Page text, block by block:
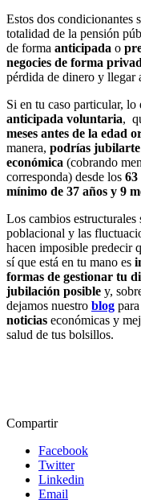
Estos dos condicionantes
totalidad de la pensión
de forma anticipada o
negocies de forma
pérdida de dinero y llegar
Si en tu caso particular, lo
anticipada voluntaria,
meses antes de la edad
manera, podrías jubilarte
económica (cobrando
corresponda) desde los 63
mínimo de 37 años y 9
Los cambios
poblacional y las
hacen imposible predecir
sí que está en tu mano es
formas de gestionar tu
jubilación posible y,
dejamos nuestro blog
noticias económicas y
salud de tus bolsillos.
Compartir
Facebook
Twitter
Linkedin
Email